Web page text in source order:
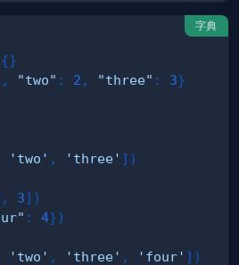
字典
{}
, "two" : 2 , "three" : 3}
'two' , 'three' ] )
, 3] )
: 4})
'two' , 'three' , 'four' ] )